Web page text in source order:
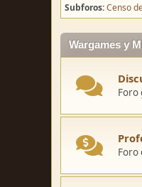
Subforos Censo
Wargames y
Foro
Foro